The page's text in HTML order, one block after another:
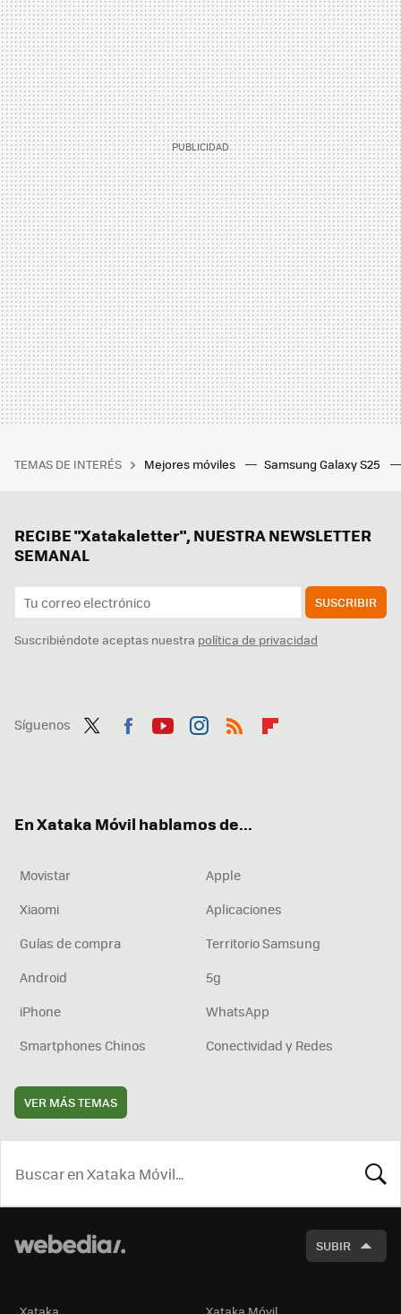
TEMAS DE INTERÉS Mejores móviles Samsung Galaxy S25
RECIBE "Xatakaletter", NUESTRA NEWSLETTER
SEMANAL
SUSCRIBIR
Suscribiéndote aceptas nuestra política de privacidad
Síguenos
En Xataka Móvil hablamos de...
Movistar
Apple
Xiaomi
Aplicaciones
Guías de compra
Territorio Samsung
Android
5g
iPhone
WhatsApp
Smartphones Chinos
Conectividad y Redes
VER MÁS TEMAS
SUBIR